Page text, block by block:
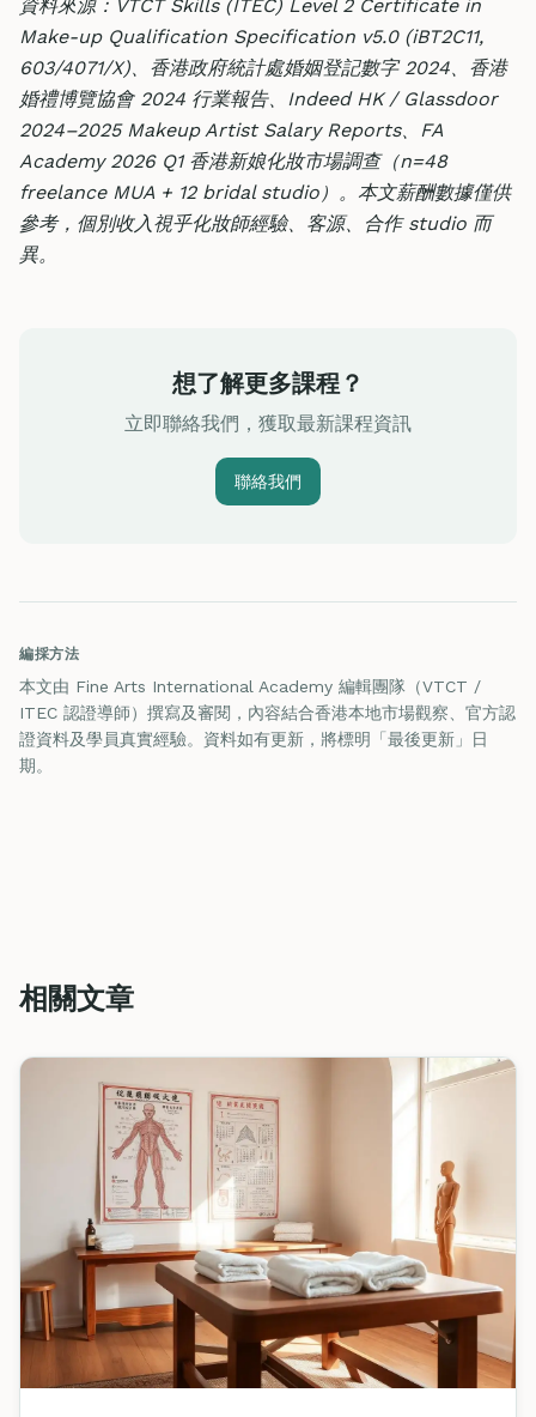
資料來源：VTCT Skills (ITEC) Level 2 Certificate in
Make-up Qualification Specification v5.0 (iBT2C11,
603/4071/X)、香港政府統計處婚姻登記數字 2024、香港
婚禮博覽協會 2024 行業報告、Indeed HK / Glassdoor
2024–2025 Makeup Artist Salary Reports、FA
Academy 2026 Q1 香港新娘化妝市場調查（n=48
freelance MUA + 12 bridal studio）。本文薪酬數據僅供
參考，個別收入視乎化妝師經驗、客源、合作 studio 而
異。
想了解更多課程？
立即聯絡我們，獲取最新課程資訊
聯絡我們
編採方法
本文由 Fine Arts International Academy 編輯團隊（VTCT /
ITEC 認證導師）撰寫及審閱，內容結合香港本地市場觀察、官方認
證資料及學員真實經驗。資料如有更新，將標明「最後更新」日
期。
相關文章